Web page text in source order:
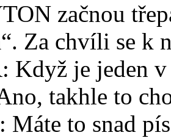
začnou
Za chvíli se k
Když je jeden
takhle to
to snad